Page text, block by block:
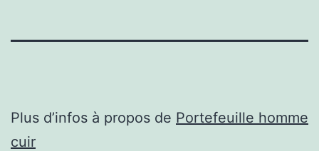
Plus d’infos à propos de Portefeuille homme
cuir